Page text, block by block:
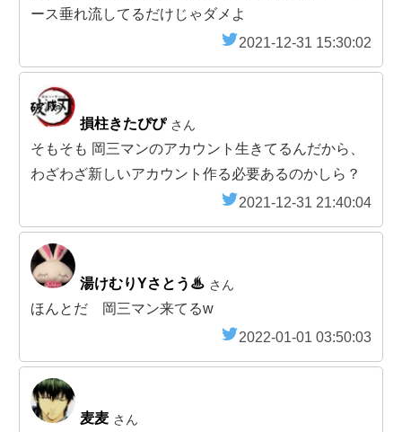
ース垂れ流してるだけじゃダメよ
2021-12-31 15:30:02
損柱きたぴぴ さん
そもそも 岡三マンのアカウント生きてるんだから、
わざわざ新しいアカウント作る必要あるのかしら？
2021-12-31 21:40:04
湯けむりYさとう♨ さん
ほんとだ 岡三マン来てるw
2022-01-01 03:50:03
麦麦 さん